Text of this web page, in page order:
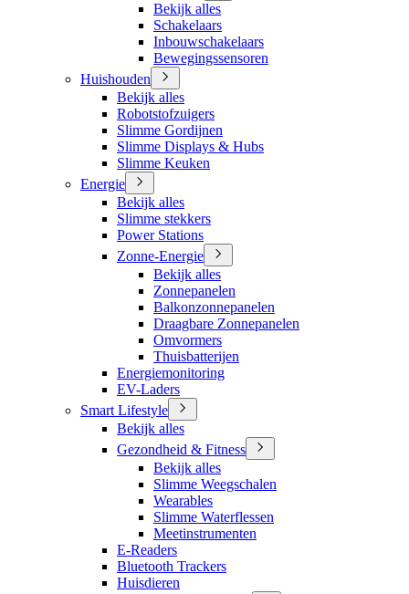
Bekijk alles
Schakelaars
Inbouwschakelaars
Bewegingssensoren
Huishouden
Bekijk alles
Robotstofzuigers
Slimme Gordijnen
Slimme Displays & Hubs
Slimme Keuken
Energie
Bekijk alles
Slimme stekkers
Power Stations
Zonne-Energie
Bekijk alles
Zonnepanelen
Balkonzonnepanelen
Draagbare Zonnepanelen
Omvormers
Thuisbatterijen
Energiemonitoring
EV-Laders
Smart Lifestyle
Bekijk alles
Gezondheid & Fitness
Bekijk alles
Slimme Weegschalen
Wearables
Slimme Waterflessen
Meetinstrumenten
E-Readers
Bluetooth Trackers
Huisdieren